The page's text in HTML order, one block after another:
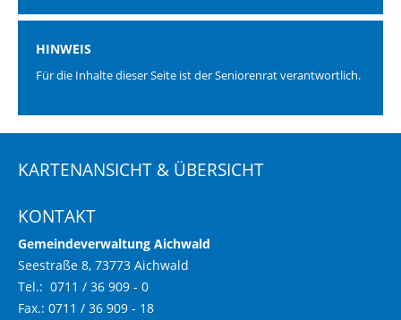
HINWEIS
Für die Inhalte dieser Seite ist der Seniorenrat verantwortlich.
KARTENANSICHT & ÜBERSICHT
KONTAKT
Gemeindeverwaltung Aichwald
Seestraße 8, 73773 Aichwald
Tel.: 0711 / 36 909 - 0
Fax.: 0711 / 36 909 - 18